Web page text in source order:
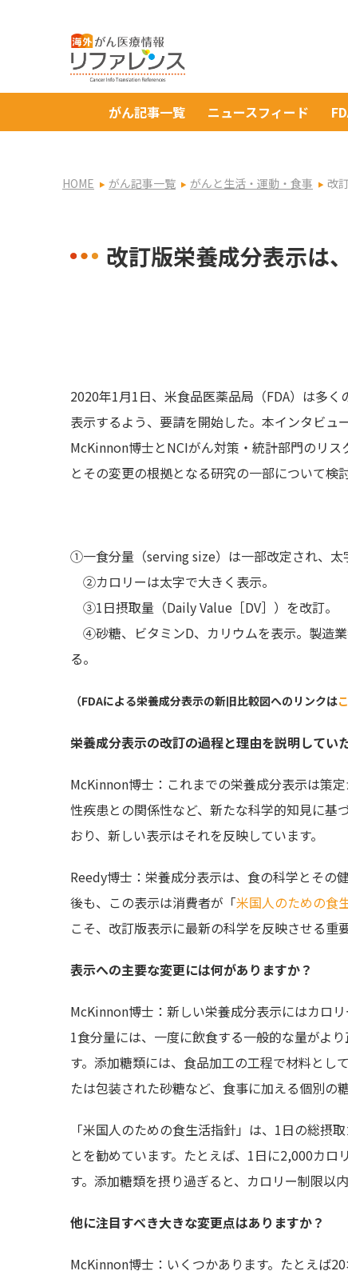
がん記事一覧 ニュースフィード
HOME がん記事一覧 がんと生活・運動・食事 改
改訂版栄養成分表示は
2020年1月1日、米食品医薬品局（FDA）は多
表示するよう、要請を開始した。本インタビュ
McKinnon博士とNCIがん対策・統計部門のリス
とその変更の根拠となる研究の一部について検
①一食分量（serving size）は一部改定され、太
②カロリーは太字で大きく表示。
③1日摂取量（Daily Value［DV］）を改訂。
④砂糖、ビタミンD、カリウムを表示。製造
る。
（FDAによる栄養成分表示の新旧比較図へのリンクは
栄養成分表示の改訂の過程と理由を説明してい
McKinnon博士：これまでの栄養成分表示は策
性疾患との関係性など、新たな科学的知見に基
おり、新しい表示はそれを反映しています。
Reedy博士：栄養成分表示は、食の科学とその
後も、この表示は消費者が「米国人のための食
こそ、改訂版表示に最新の科学を反映させる重
表示への主要な変更には何がありますか？
McKinnon博士：新しい栄養成分表示にはカロ
1食分量には、一度に飲食する一般的な量がよ
す。添加糖類には、食品加工の工程で材料とし
たは包装された砂糖など、食事に加える個別の
「米国人のための食生活指針」は、1日の総摂
とを勧めています。たとえば、1日に2,000カ
す。添加糖類を摂り過ぎると、カロリー制限以
他に注目すべき大きな変更点はありますか？
McKinnon博士：いくつかあります。たとえば20